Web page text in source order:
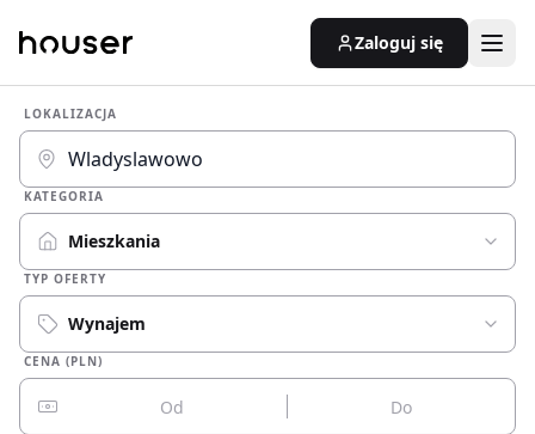
Zaloguj się
LOKALIZACJA
KATEGORIA
Mieszkania
TYP OFERTY
Wynajem
CENA (PLN)